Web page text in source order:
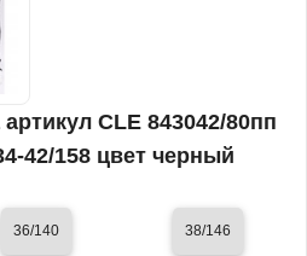
CLE 843042/80пп
42/158 цвет черный
36/140 38/146